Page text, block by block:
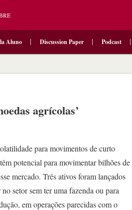
Aluno Discussion Paper Podcast
agrícolas’
para movimentos de curto
potencial para movimentar bilhões de
mercado. Três ativos foram lançados
setor sem ter uma fazenda ou para
em operações parecidas com o